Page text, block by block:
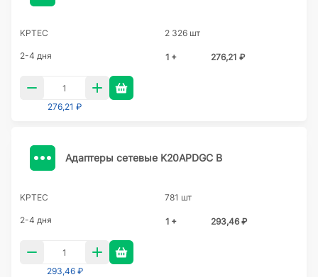
KPTEC 2 326 шт
2-4 дня 1 + 276,21 ₽
276,21 ₽
Адаптеры сетевые K20APDGC B
KPTEC 781 шт
2-4 дня 1 + 293,46 ₽
293,46 ₽